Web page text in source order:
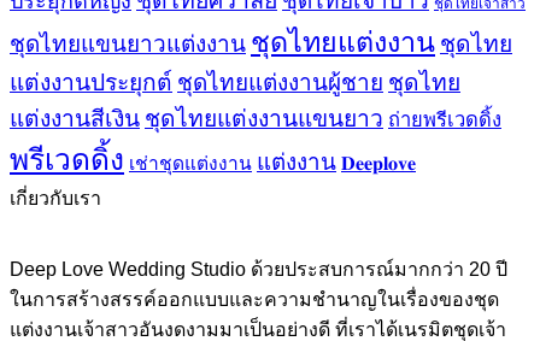
ชุดไทยเจ้าสาว
ชุดไทยแขนยาวแต่งงาน ชุดไทยแต่งงาน ชุดไทย
แต่งงานประยุกต์ ชุดไทยแต่งงานผู้ชาย ชุดไทย
แต่งงานสีเงิน ชุดไทยแต่งงานแขนยาว ถ่ายพรีเวดดิ้ง
พรีเวดดิ้ง เช่าชุดแต่งงาน แต่งงาน 𝐃𝐞𝐞𝐩𝐥𝐨𝐯𝐞
เกี่ยวกับเรา
Deep Love Wedding Studio ด้วยประสบการณ์มากกว่า 20 ปี
ในการสร้างสรรค์ออกแบบและความชำนาญในเรื่องของชุด
แต่งงานเจ้าสาวอันงดงามมาเป็นอย่างดี ที่เราได้เนรมิตชุดเจ้า